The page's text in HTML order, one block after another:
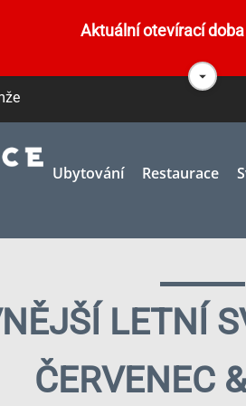
Aktuální otevírací
OSLAVY POŘÁDAT O
V SEKCI RESTAURACE
Ubytování Restaurace
LETNÍ
ČERVENEC